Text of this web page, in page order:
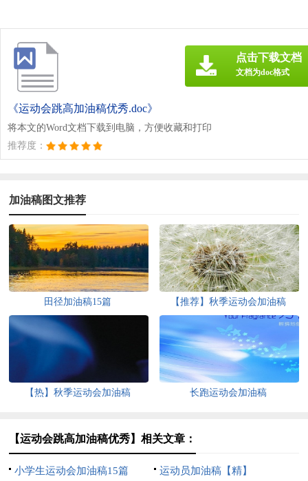
《运动会跳高加油稿优秀.doc》
将本文的Word文档下载到电脑，方便收藏和打印
推荐度：
点击下载文档
文档为doc格式
加油稿图文推荐
田径加油稿15篇 【推荐】秋季运动会加油稿
【热】秋季运动会加油稿 长跑运动会加油稿
【运动会跳高加油稿优秀】相关文章：
小学生运动会加油稿15篇 运动员加油稿【精】